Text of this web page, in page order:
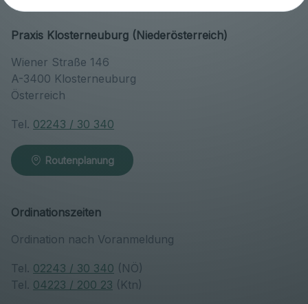
Praxis Klosterneuburg (Niederösterreich)
Wiener Straße 146
A-3400 Klosterneuburg
Österreich
Tel. 02243 / 30 340
Routenplanung
Ordinationszeiten
Ordination nach Voranmeldung
Tel. 02243 / 30 340 (NÖ)
Tel. 04223 / 200 23 (Ktn)